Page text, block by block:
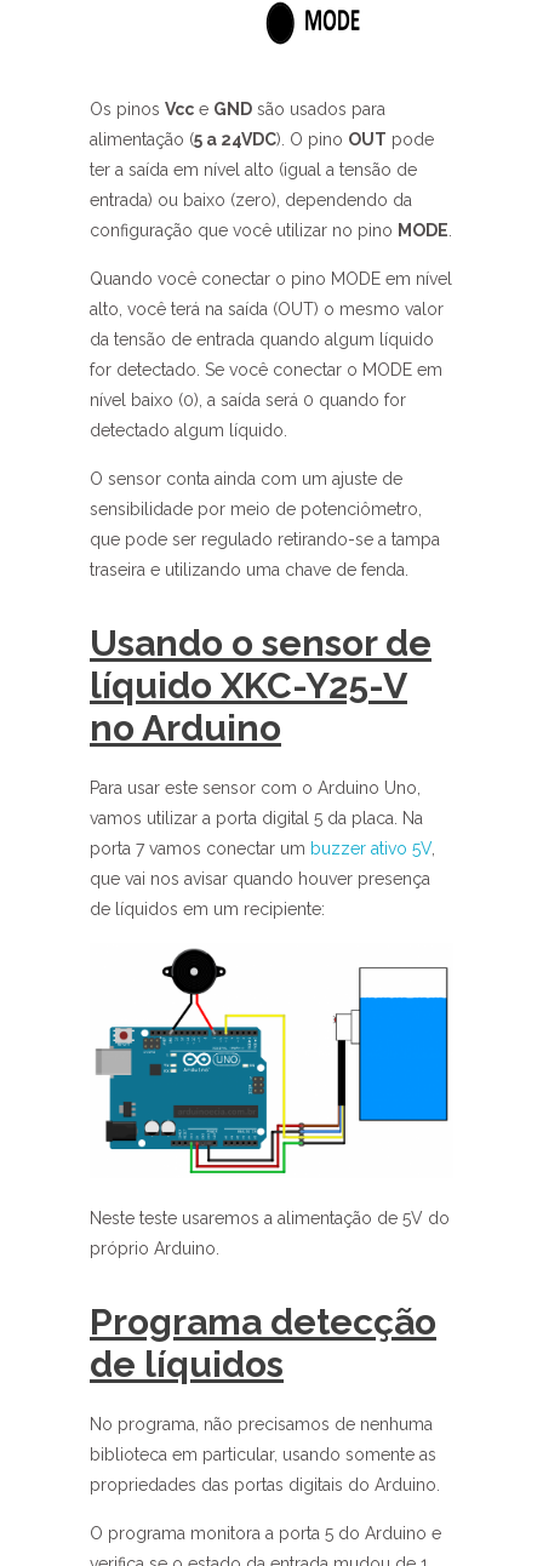
Os pinos Vcc e GND são usados para
alimentação (5 a 24VDC). O pino OUT pode
ter a saída em nível alto (igual a tensão de
entrada) ou baixo (zero), dependendo da
configuração que você utilizar no pino MODE
Quando você conectar o pino MODE em nível
alto, você terá na saída (OUT) o mesmo valor
da tensão de entrada quando algum líquido
for detectado. Se você conectar o MODE em
nível baixo (0), a saída será 0 quando for
detectado algum líquido.
O sensor conta ainda com um ajuste de
sensibilidade por meio de potenciômetro,
que pode ser regulado retirando-se a tampa
traseira e utilizando uma chave de fenda.
Usando o sensor de
líquido XKC-Y25-V
no Arduino
Para usar este sensor com o Arduino Uno,
vamos utilizar a porta digital 5 da placa. Na
porta 7 vamos conectar um buzzer ativo 5V,
que vai nos avisar quando houver presença
de líquidos em um recipiente:
Neste teste usaremos a alimentação de 5V do
próprio Arduino.
Programa detecção
de líquidos
No programa, não precisamos de nenhuma
biblioteca em particular, usando somente as
propriedades das portas digitais do Arduino.
O programa monitora a porta 5 do Arduino e